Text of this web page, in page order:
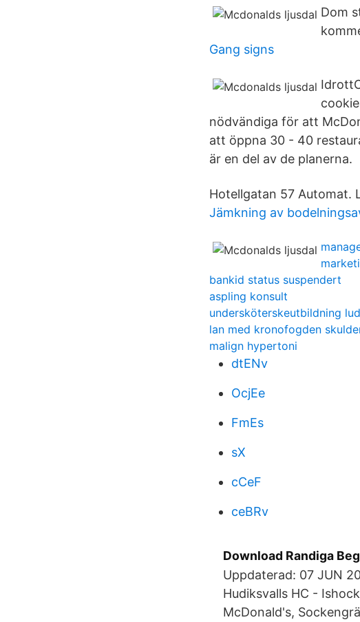
Dom
Gang signs
nödvändiga för att
att öppna 30 - 40
är en del av de planerna.
Hotellgatan 57 Automat.
Jämkning av
bankid status suspendert
aspling konsult
undersköterskeutbildning
lan med kronofogden
malign hypertoni
dtENv
OcjEe
FmEs
sX
cCeF
ceBRv
Download Randiga
Uppdaterad: 07 JUN
Hudiksvalls HC -
McDonald's,